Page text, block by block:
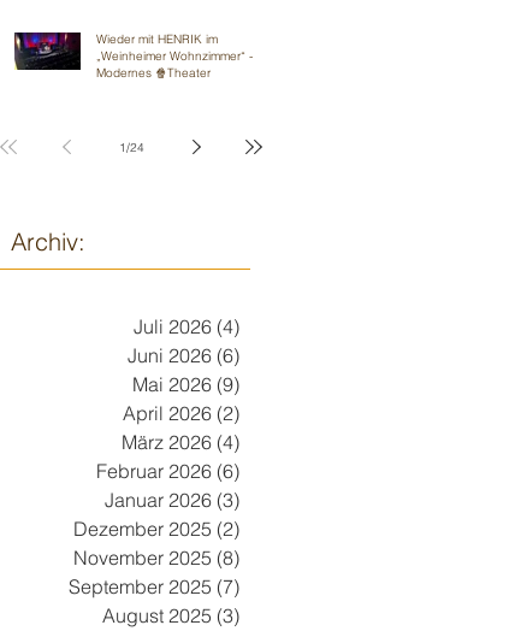
Wieder mit HENRIK im
„Weinheimer Wohnzimmer“ -
Modernes 🍿Theater
1/24
Archiv:
Juli 2026 (4)
Juni 2026 (6)
Mai 2026 (9)
April 2026 (2)
März 2026 (4)
Februar 2026 (6)
Januar 2026 (3)
Dezember 2025 (2)
November 2025 (8)
September 2025 (7)
August 2025 (3)